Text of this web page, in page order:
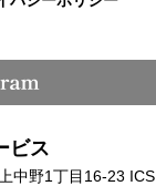
ビス
中野1丁目16-23 ICS